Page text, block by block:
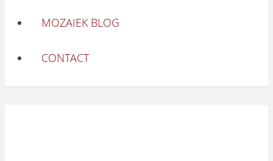
MOZAIEK BLOG
CONTACT